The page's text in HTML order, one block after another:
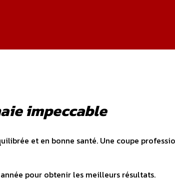
impeccable
et en bonne santé. Une coupe
pour obtenir les meilleurs résultats.